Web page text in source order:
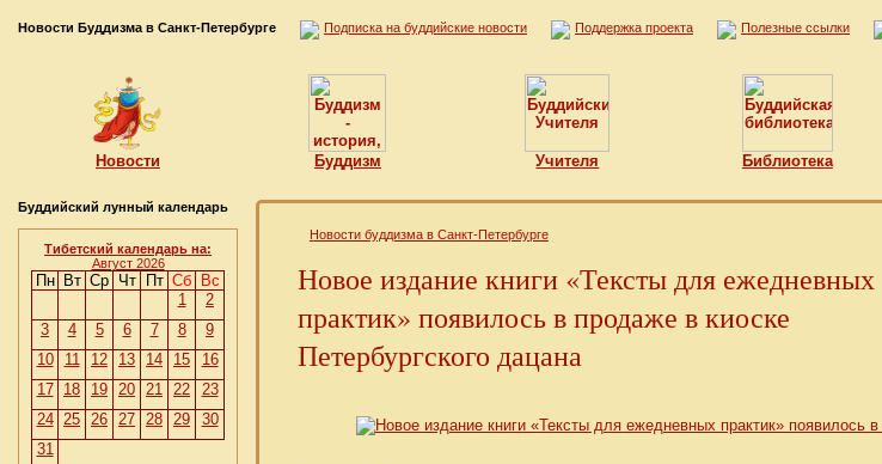
Новости Буддизма в Санкт-Петербурге Подписка на буддийские новости Поддержка проекта Полезные ссылки
Новости Буддизм Учителя Библиотека
Буддийский лунный календарь
Тибетский календарь на:
Август 2026
Пн Вт Ср Чт Пт Сб
Вс
1
2
3
4 5 6 7 8
9
10
11 12 13 14 15
16
17
18 19 20 21 22
23
24 25 26 27 28 29
30
31
Новости буддизма в Санкт-Петербурге
Новое издание книги «Тексты для ежедневных
практик» появилось в продаже в киоске
Петербургского дацана